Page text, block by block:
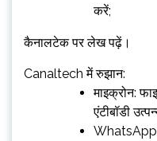
करें;
कैनालटेक पर लेख पढ़ें।
Canaltech में रुझान:
माइक्रोन:
एंटीबॉडी
WhatsApp